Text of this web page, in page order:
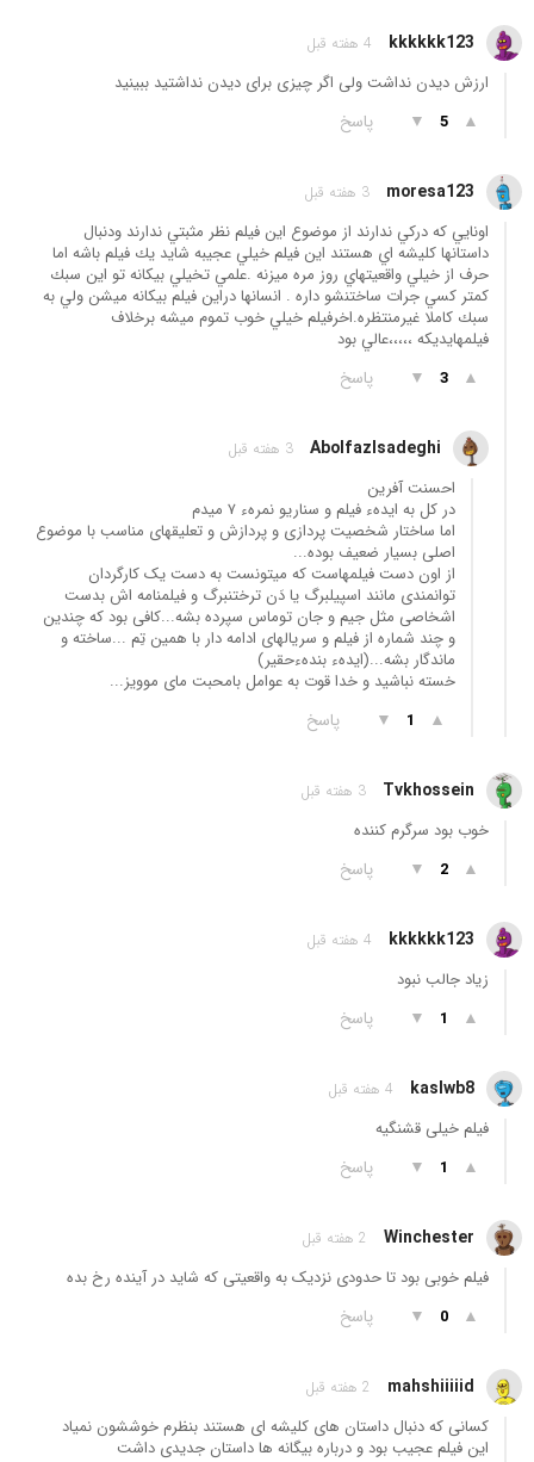
kkkkkk123 4 هفته قبل
ارزش دیدن نداشت ولی اگر چیزی برای دیدن نداشتید ببینید
▲
5
▼ پاسخ
moresa123 3 هفته قبل
اونايي كه دركي ندارند از موضوع اين فيلم نظر مثبتي ندارند ودنبال
داستانها كليشه اي هستند اين فيلم خيلي عجيبه شايد يك فيلم باشه اما
حرف از خيلي واقعيتهاي روز مره ميزنه .علمي تخيلي بيكانه تو اين سبك
كمتر كسي جرات ساختنشو داره . انسانها دراين فيلم بيكانه ميشن ولي به
سبك كاملا غيرمنتظره.اخرفيلم خيلي خوب تموم ميشه برخلاف
فيلمهايديكه ،،،،،عالي بود
▲
3
▼ پاسخ
Abolfazlsadeghi 3 هفته قبل
احسنت آفرین
در کل به ایدهء فیلم و سناریو نمرهء ۷ میدم
اما ساختار شخصیت پردازی و پردازش و تعلیقهای مناسب با موضوع
اصلی بسیار ضعیف بوده...
از اون دست فیلمهاست که میتونست به دست یک کارگردان
توانمندی مانند اسپیلبرگ یا دَن ترختنبرگ و فیلمنامه اش بدست
اشخاصی مثل جیم و جان توماس سپرده بشه...کافی بود که چندین
و چند شماره از فیلم و سریالهای ادامه دار با همین تِم ...ساخته و
ماندگار بشه...(ایدهء بندهءحقیر)
خسته نباشید و خدا قوت به عوامل بامحبت مای موویز...
▲
1
▼ پاسخ
Tvkhossein 3 هفته قبل
خوب بود سرگرم کننده
▲
2
▼ پاسخ
kkkkkk123 4 هفته قبل
زیاد جالب نبود
▲
1
▼ پاسخ
kaslwb8 4 هفته قبل
فیلم خیلی قشنگیه
▲
1
▼ پاسخ
Winchester 2 هفته قبل
فیلم خوبی بود تا حدودی نزدیک به واقعیتی که شاید در آینده رخ بده
▲
0
▼ پاسخ
mahshiiiiid 2 هفته قبل
کسانی که دنبال داستان های کلیشه ای هستند بنظرم خوششون نمیاد
این فیلم عجیب بود و درباره بیگانه ها داستان جدیدی داشت